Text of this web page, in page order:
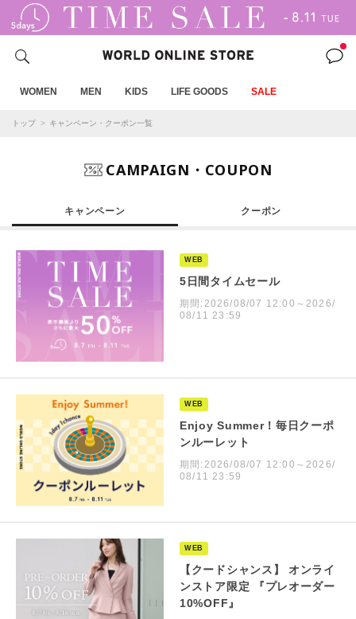
WOMEN MEN KIDS LIFE GOODS SALE
トップ キャンペーン・クーポン一覧
CAMPAIGN・COUPON
キャンペーン クーポン
WEB
5日間タイムセール
期間:2026/08/07 12:00～2026/
08/11 23:59
WEB
Enjoy Summer！毎日クーポ
ンルーレット
期間:2026/08/07 12:00～2026/
08/11 23:59
WEB
【クードシャンス】 オンライ
ンストア限定 『プレオーダー
10%OFF』